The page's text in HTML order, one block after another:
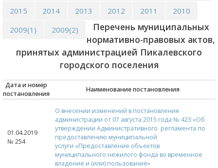
2015
2014 2013 2012 2011
2010
2009(1)
2009(2)
Перечень муниципальных
нормативно-правовых актов,
принятых администрацией Пикалевского
городского поселения
Дата и номер
постановления
Наименование постановления
01.04.2019
№ 254
О внесении изменений в постановление
администрации от 07 августа 2015 года № 423 «Об
утверждении Административного регламента по
предоставлению муниципальной
услуги «Предоставление объектов
муниципального нежилого фонда во временное
владение и (или) пользование»